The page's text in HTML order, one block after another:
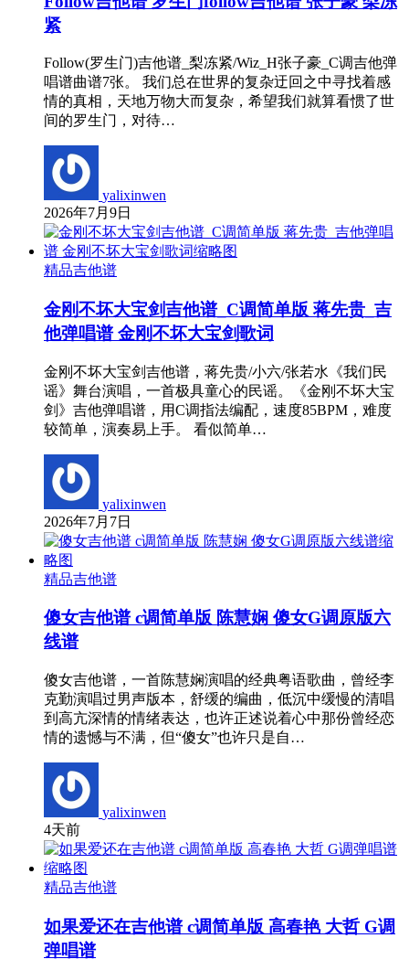
紧
Follow(罗生门)吉他谱_梨冻紧/Wiz_H张子豪_C调吉他弹
唱谱曲谱7张。 我们总在世界的复杂迂回之中寻找着感
情的真相，天地万物大而复杂，希望我们就算看惯了世
间的罗生门，对待…
yalixinwen
2026年7月9日
精品吉他谱
金刚不坏大宝剑吉他谱_C调简单版 蒋先贵_吉
他弹唱谱 金刚不坏大宝剑歌词
金刚不坏大宝剑吉他谱，蒋先贵/小六/张若水《我们民
谣》舞台演唱，一首极具童心的民谣。《金刚不坏大宝
剑》吉他弹唱谱，用C调指法编配，速度85BPM，难度
较简单，演奏易上手。 看似简单…
yalixinwen
2026年7月7日
精品吉他谱
傻女吉他谱 c调简单版 陈慧娴 傻女G调原版六
线谱
傻女吉他谱，一首陈慧娴演唱的经典粤语歌曲，曾经李
克勤演唱过男声版本，舒缓的编曲，低沉中缓慢的清唱
到高亢深情的情绪表达，也许正述说着心中那份曾经恋
情的遗憾与不满，但“傻女”也许只是自…
yalixinwen
4天前
精品吉他谱
如果爱还在吉他谱 c调简单版 高春艳 大哲 G调
弹唱谱